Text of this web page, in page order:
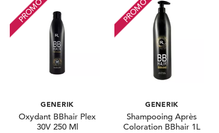
PROMO
GENERIK
Oxydant BBhair Plex
30V 250 Ml
PROMO
GENERIK
Shampooing Après
Coloration BBhair 1L